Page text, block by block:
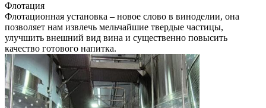
Флотация
Флотационная установка – новое слово в виноделии, она
позволяет нам извлечь мельчайшие твердые частицы,
улучшить внешний вид вина и существенно повысить
качество готового напитка.